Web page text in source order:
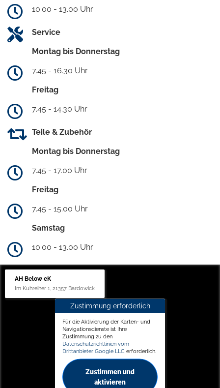
10.00 - 13.00 Uhr
Service
Montag bis Donnerstag
7.45 - 16.30 Uhr
Freitag
7.45 - 14.30 Uhr
Teile & Zubehör
Montag bis Donnerstag
7.45 - 17.00 Uhr
Freitag
7.45 - 15.00 Uhr
Samstag
10.00 - 13.00 Uhr
AH Below eK
Im Kuhreiher 1, 21357 Bardowick
Zustimmung erforderlich
Für die Aktivierung der Karten- und
Navigationsdienste ist Ihre
Zustimmung zu den
Datenschutzrichtlinien vom
Drittanbieter Google LLC erforderlich.
Zustimmen und
aktivieren